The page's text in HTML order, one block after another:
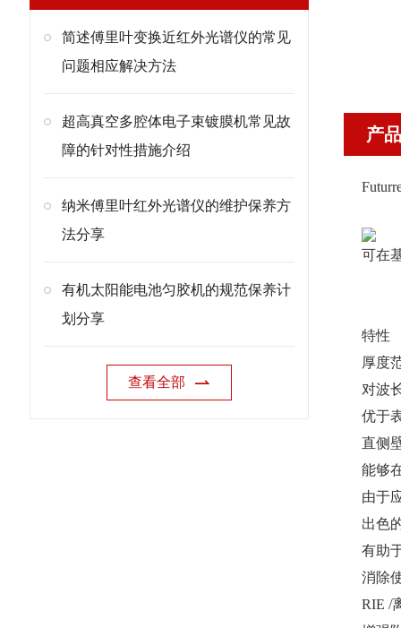
简述傅里叶变换近红外光谱仪的常见
问题相应解决方法
超高真空多腔体电子束镀膜机常见故
障的针对性措施介绍
纳米傅里叶红外光谱仪的维护保养方
法分享
有机太阳能电池匀胶机的规范保养计
划分享
查看全部
产
可在
特性
厚度
对波
优于
直侧
能够
由于
出色
有助
消除
RIE /